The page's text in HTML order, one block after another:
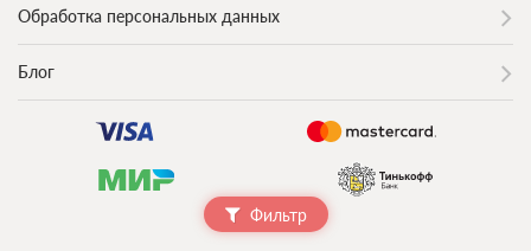
Фильтр
Обработка персональных данных
Блог